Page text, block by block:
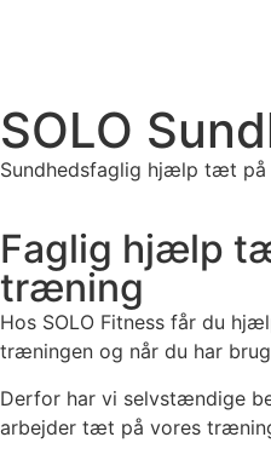
SOLO
Sundhedsfaglig hjælp tæt
Faglig hjælp
træning
Hos SOLO Fitness får du
træningen og når du har
Derfor har vi selvstændige
arbejder tæt på vores